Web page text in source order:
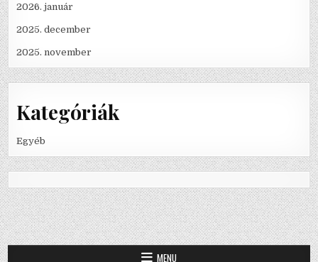
2026. január
2025. december
2025. november
Kategóriák
Egyéb
MENU